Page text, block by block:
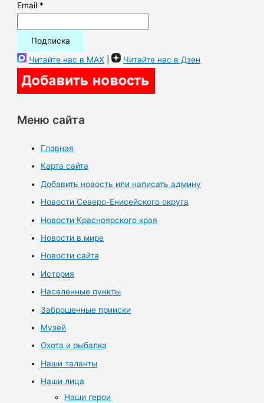
Email *
Читайте нас в MAX | Читайте нас в Дзен
Меню сайта
Главная
Карта сайта
Добавить новость или написать админу
Новости Северо-Енисейского округа
Новости Красноярского края
Новости в мире
Новости сайта
История
Населенные пункты
Заброшенные прииски
Музей
Охота и рыбалка
Наши таланты
Наши лица
Наши герои